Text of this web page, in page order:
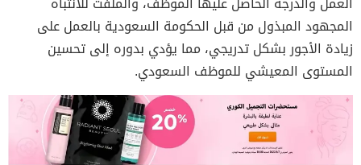
المجهود المبذول من قبل الحكومة السعودية بالعمل على
زيادة الأجور بشكل تدريجي، مما يؤدي بدوره إلى تحسين
المستوى المعيشي للموظف السعودي.